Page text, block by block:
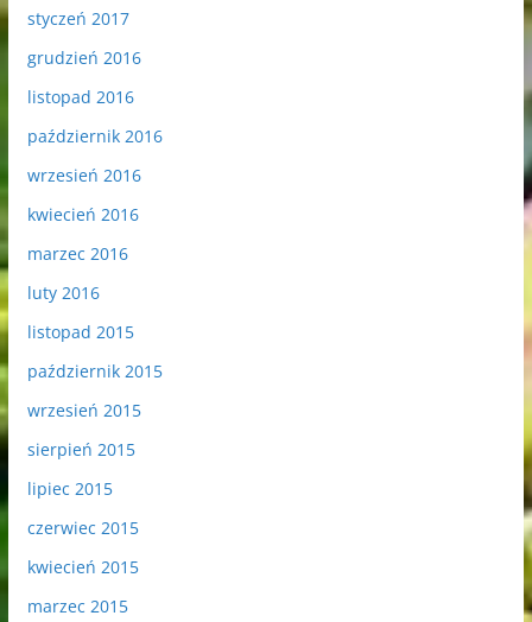
styczeń 2017
grudzień 2016
listopad 2016
październik 2016
wrzesień 2016
kwiecień 2016
marzec 2016
luty 2016
listopad 2015
październik 2015
wrzesień 2015
sierpień 2015
lipiec 2015
czerwiec 2015
kwiecień 2015
marzec 2015